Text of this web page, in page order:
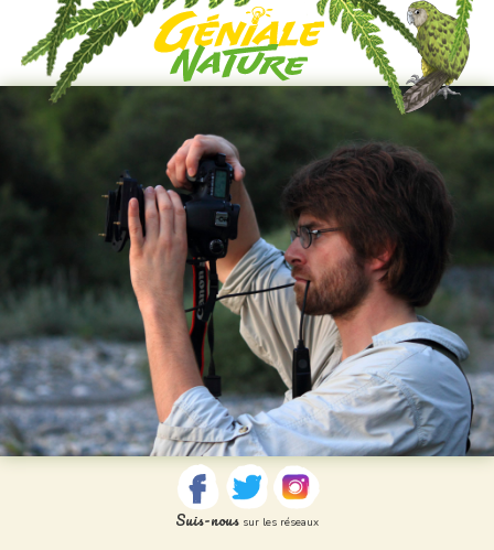
Suis-nous sur les réseaux